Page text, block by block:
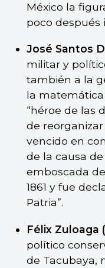
México la
poco después
José Santos
militar y
también a la
la
“héroe de las
de
vencido en
de la causa
emboscada
1861 y fue
Patria”.
Félix Zuloaga
político
de Tacubaya,